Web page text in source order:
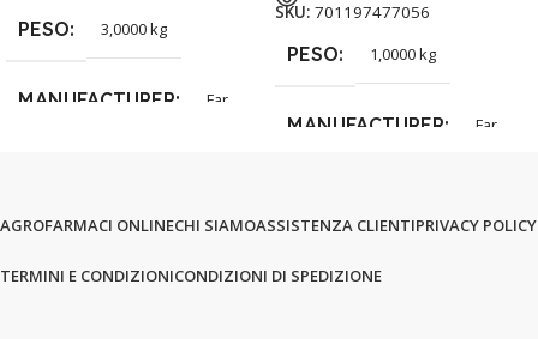
PESO 3,0000 kg
MANUFACTURER Far
SKU: 701197477056
PESO 1,0000 kg
MANUFACTURER Far
AGROFARMACI ONLINECHI SIAMOASSISTENZA CLIENTIPRIVACY POLICY
TERMINI E CONDIZIONICONDIZIONI DI SPEDIZIONE